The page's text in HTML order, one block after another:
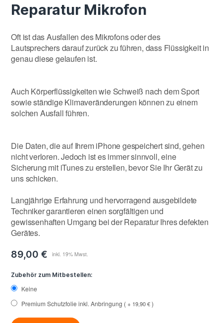
Reparatur Mikrofon
Oft ist das Ausfallen des Mikrofons oder des
Lautsprechers darauf zurück zu führen, dass Flüssigkeit in
genau diese gelaufen ist.
Auch Körperflüssigkeiten wie Schweiß nach dem Sport
sowie ständige Klimaveränderungen können zu einem
solchen Ausfall führen.
Die Daten, die auf Ihrem iPhone gespeichert sind, gehen
nicht verloren. Jedoch ist es immer sinnvoll, eine
Sicherung mit iTunes zu erstellen, bevor Sie Ihr Gerät zu
uns schicken.
Langjährige Erfahrung und hervorragend ausgebildete
Techniker garantieren einen sorgfältigen und
gewissenhaften Umgang bei der Reparatur Ihres defekten
Gerätes.
89,00 €
Zubehör zum Mitbestellen:
Keine
Premium Schutzfolie inkl. Anbringung
+ 19,90 €